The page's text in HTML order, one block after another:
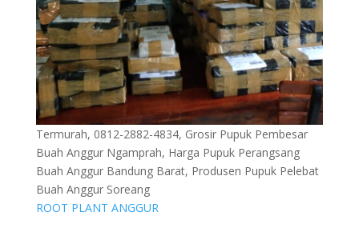
Termurah, 0812-2882-4834, Grosir Pupuk Pembesar
Buah Anggur Ngamprah, Harga Pupuk Perangsang
Buah Anggur Bandung Barat, Produsen Pupuk Pelebat
Buah Anggur Soreang
ROOT PLANT ANGGUR